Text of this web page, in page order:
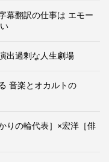
幕翻訳の仕事は エモー
出過剰な人生劇場
音楽とオカルトの
りの輪代表］×宏洋［俳